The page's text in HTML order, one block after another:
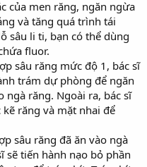
của men răng, ngăn ngừa
và tăng quá trình tái
sâu li ti, bạn có thể dùng
fluor.
sâu răng mức độ 1, bác sĩ
trám dự phòng để ngăn
ngà răng. Ngoài ra, bác sĩ
răng và mặt nhai để
sâu răng đã ăn vào ngà
sẽ tiến hành nạo bỏ phần